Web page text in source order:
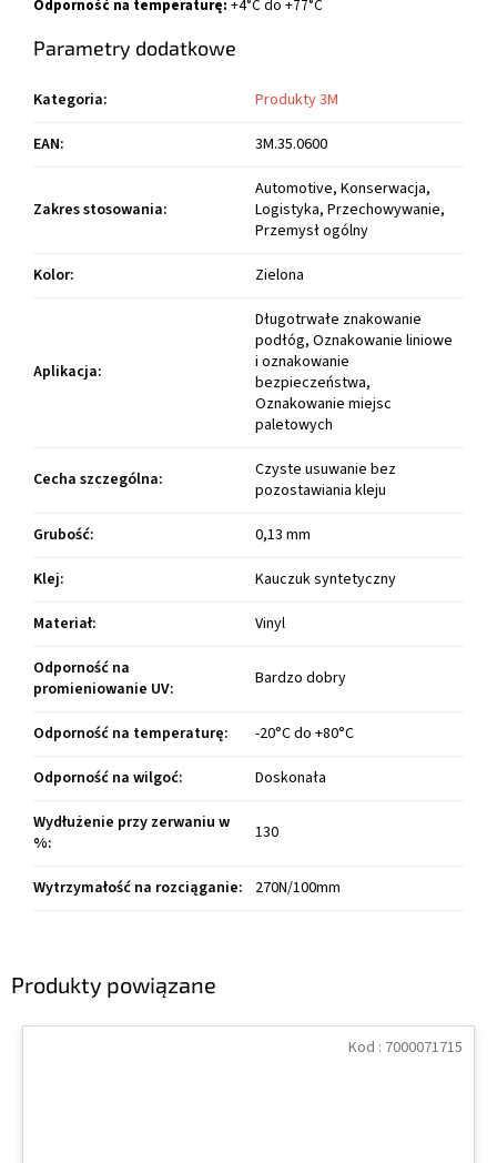
Produkty powiązane
Kod : 7000071715
Odporność na temperaturę: +4°C do +77°C
Parametry dodatkowe
Kategoria:
Produkty 3M
EAN: 3M.35.0600
Zakres stosowania:
Automotive, Konserwacja,
Logistyka, Przechowywanie,
Przemysł ogólny
Kolor: Zielona
Aplikacja:
Długotrwałe znakowanie
podłóg, Oznakowanie liniowe
i oznakowanie
bezpieczeństwa,
Oznakowanie miejsc
paletowych
Cecha szczególna:
Czyste usuwanie bez
pozostawiania kleju
Grubość:
0,13 mm
Klej:
Kauczuk syntetyczny
Materiał:
Vinyl
Odporność na
promieniowanie UV: Bardzo dobry
Odporność na temperaturę:
-20°C do +80°C
Odporność na wilgoć:
Doskonała
Wydłużenie przy zerwaniu w
%: 130
Wytrzymałość na rozciąganie: 270N/100mm